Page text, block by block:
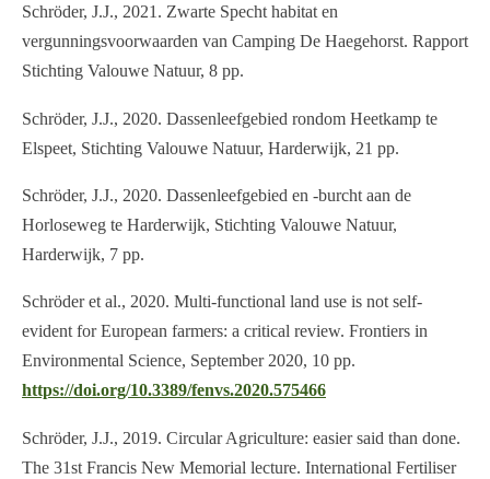
Schröder, J.J., 2021. Zwarte Specht habitat en
vergunningsvoorwaarden van Camping De Haegehorst. Rapport
Stichting Valouwe Natuur, 8 pp.
Schröder, J.J., 2020. Dassenleefgebied rondom Heetkamp te
Elspeet, Stichting Valouwe Natuur, Harderwijk, 21 pp.
Schröder, J.J., 2020. Dassenleefgebied en -burcht aan de
Horloseweg te Harderwijk, Stichting Valouwe Natuur,
Harderwijk, 7 pp.
Schröder et al., 2020. Multi-functional land use is not self-
evident for European farmers: a critical review. Frontiers in
Environmental Science, September 2020, 10 pp.
https://doi.org/10.3389/fenvs.2020.575466
Schröder, J.J., 2019. Circular Agriculture: easier said than done.
The 31st Francis New Memorial lecture. International Fertiliser